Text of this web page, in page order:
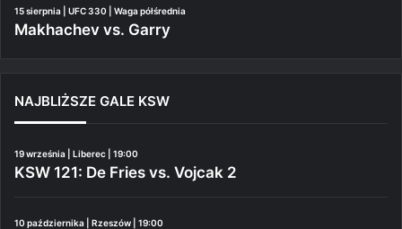
15 sierpnia | UFC 330 | Waga półśrednia
Makhachev vs. Garry
NAJBLIŻSZE GALE KSW
19 września | Liberec | 19:00
KSW 121: De Fries vs. Vojcak 2
10 października | Rzeszów | 19:00